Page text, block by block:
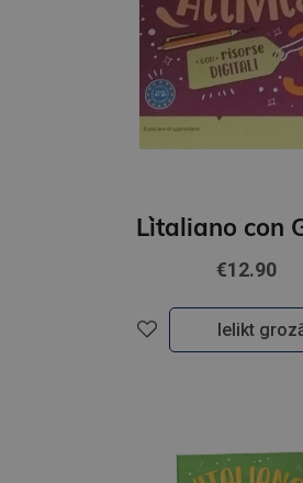
€12.90
Ielikt